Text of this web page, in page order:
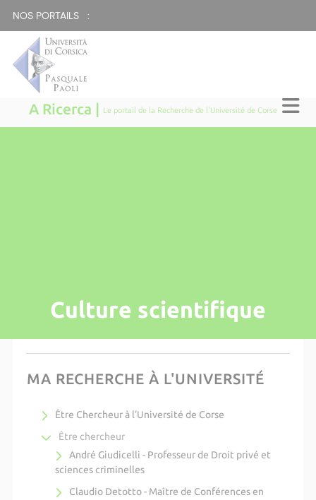
NOS PORTAILS :
A Ricerca | Le portail de la Recherche de l'Université de Corse
Culture scientifique
MA RECHERCHE À L'UNIVERSITÉ
Être Chercheur à l’Université de Corse
Être chercheur
André Giudicelli - Professeur de Droit privé et
sciences criminelles
Claudio Detotto - Maître de Conférences en